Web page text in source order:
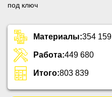
под ключ
Материалы:354 159
Работа:449 680
Итого:803 839